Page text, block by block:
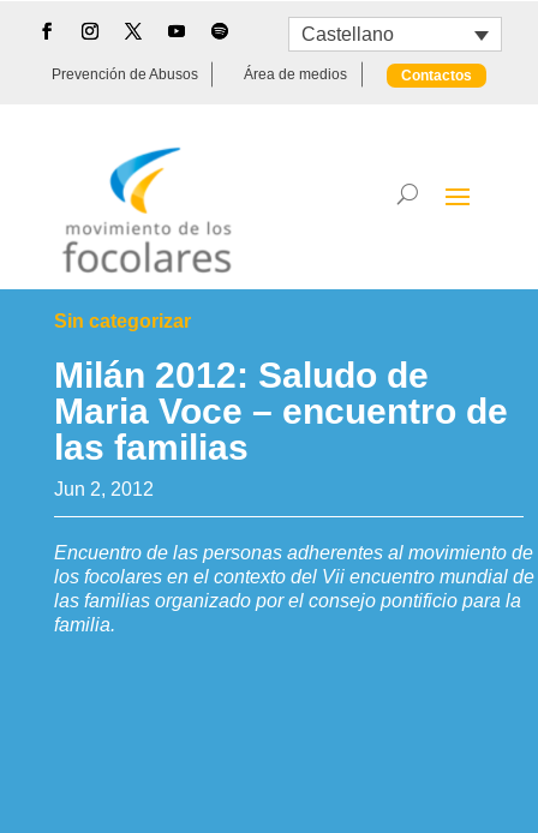
Castellano
Prevención de Abusos Área de medios Contactos
Sin categorizar
Milán 2012: Saludo de
Maria Voce – encuentro de
las familias
Jun 2, 2012
Encuentro de las personas adherentes al movimiento de
los focolares en el contexto del Vii encuentro mundial de
las familias organizado por el consejo pontificio para la
familia.